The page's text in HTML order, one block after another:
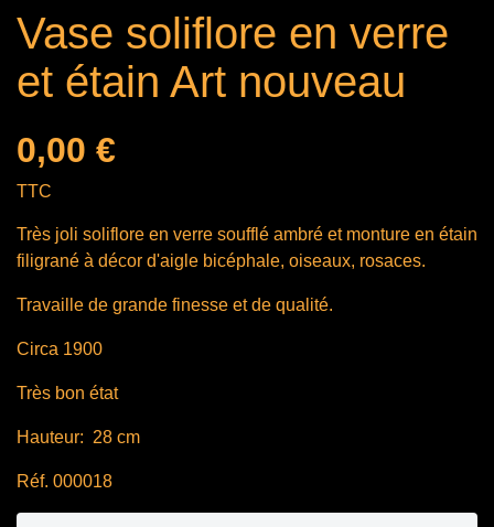
Vase soliflore en verre
et étain Art nouveau
0,00 €
TTC
Très joli soliflore en verre soufflé ambré et monture en étain
filigrané à décor d'aigle bicéphale, oiseaux, rosaces.
Travaille de grande finesse et de qualité.
Circa 1900
Très bon état
Hauteur: 28 cm
Réf. 000018